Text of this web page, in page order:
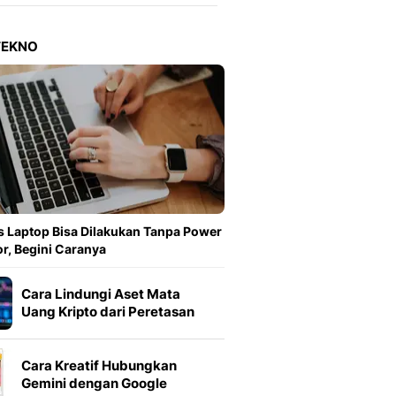
Laptop Bisa Dilakukan Tanpa Power
Begini Caranya
Cara Lindungi Aset Mata
Uang Kripto dari Peretasan
Cara Kreatif Hubungkan
Gemini dengan Google